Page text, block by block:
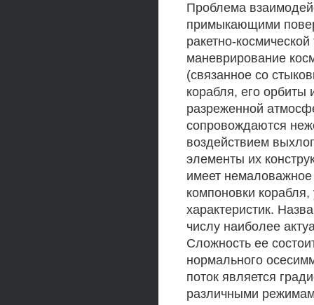
Проблема
примыкающими
ракетно-
маневрирование
(связанное со
корабля, его орбиты
разреженной
сопровождаются
воздействием
элементы их
имеет немаловажное
компоновки
характеристик.
числу наиболее
Сложность ее
нормального
поток является
различными